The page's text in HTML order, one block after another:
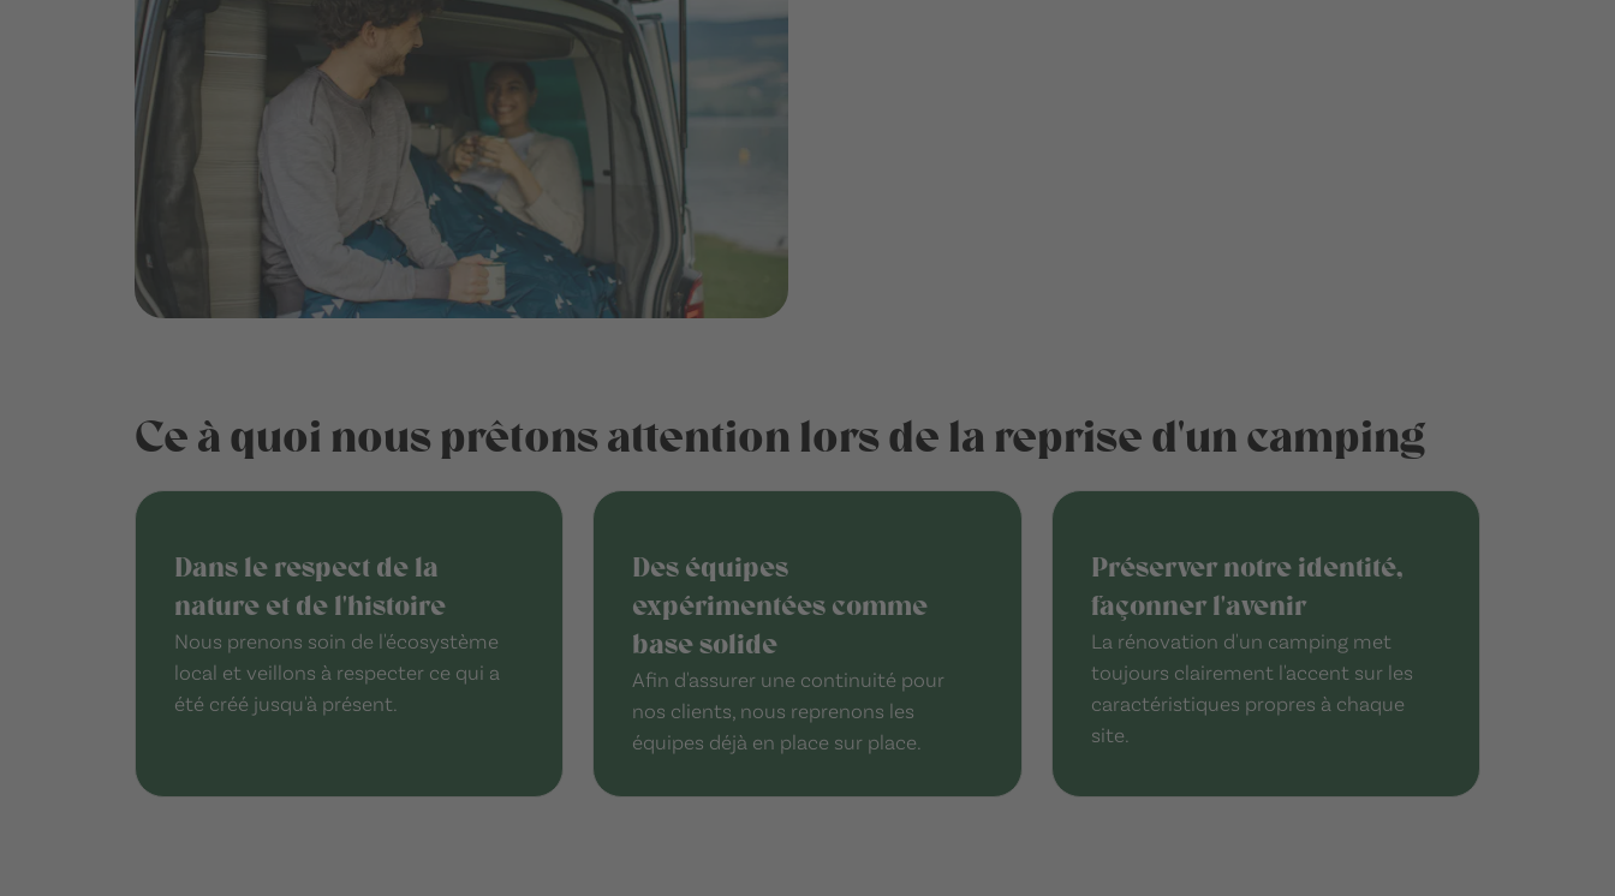
Ce à quoi nous prêtons attention lors de la reprise d'un camping
Dans le respect de la
nature et de l'histoire
Nous prenons soin de l'écosystème
local et veillons à respecter ce qui a
été créé jusqu'à présent.
Des équipes
expérimentées comme
base solide
Afin d'assurer une continuité pour
nos clients, nous reprenons les
équipes déjà en place sur place.
Préserver notre identité,
façonner l'avenir
La rénovation d'un camping met
toujours clairement l'accent sur les
caractéristiques propres à chaque
site.